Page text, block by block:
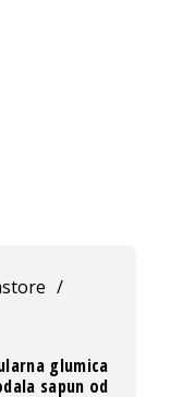
/
glumica
sapun od